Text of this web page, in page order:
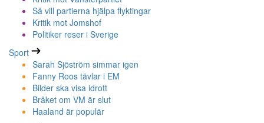
Så vill partierna hjälpa flyktingar
Kritik mot Jomshof
Politiker reser i Sverige
Sport
Sarah Sjöström simmar igen
Fanny Roos tävlar i EM
Bilder ska visa idrott
Bråket om VM är slut
Haaland är populär